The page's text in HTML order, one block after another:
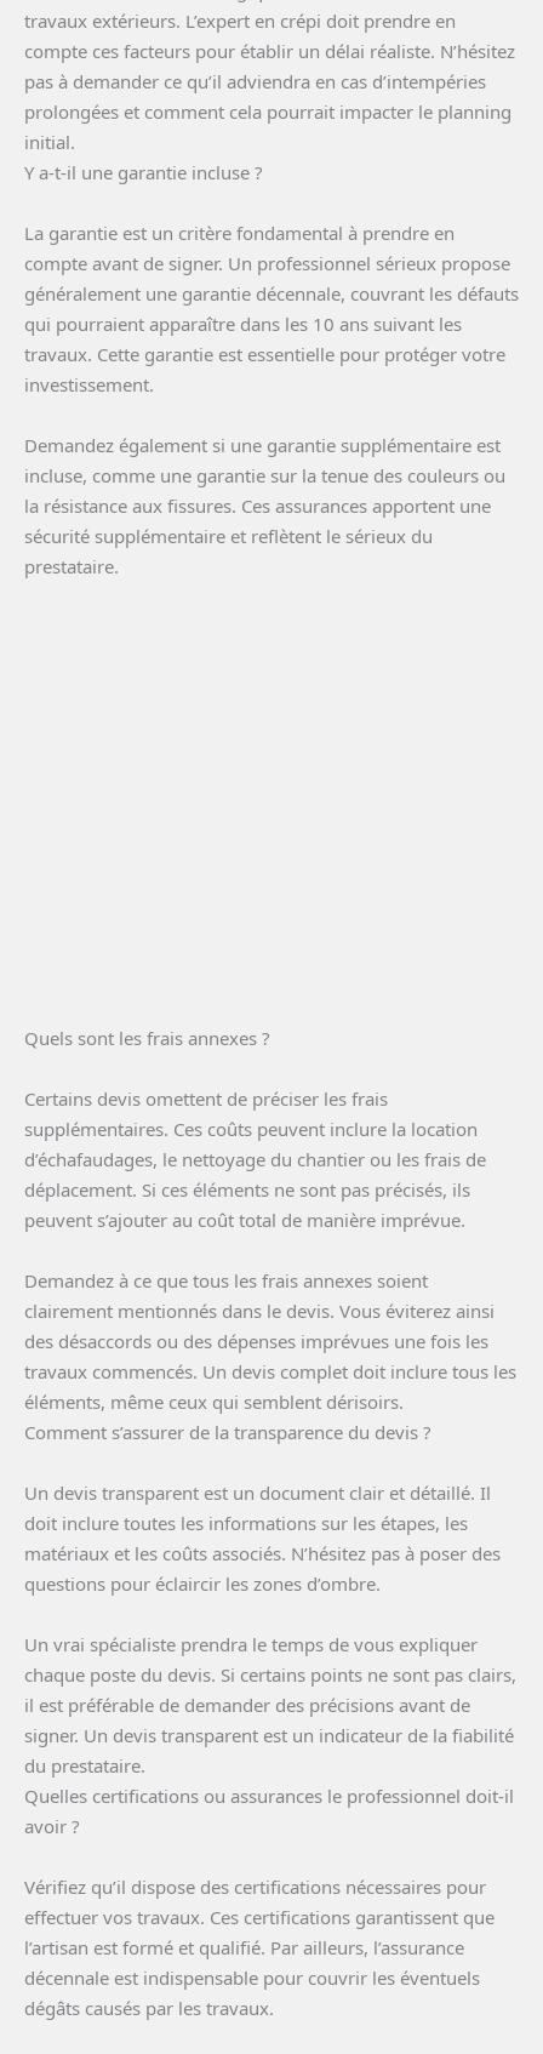
travaux extérieurs. L’expert en crépi doit prendre en
compte ces facteurs pour établir un délai réaliste. N’hésitez
pas à demander ce qu’il adviendra en cas d’intempéries
prolongées et comment cela pourrait impacter le planning
initial.
Y a-t-il une garantie incluse ?
La garantie est un critère fondamental à prendre en
compte avant de signer. Un professionnel sérieux propose
généralement une garantie décennale, couvrant les défauts
qui pourraient apparaître dans les 10 ans suivant les
travaux. Cette garantie est essentielle pour protéger votre
investissement.
Demandez également si une garantie supplémentaire est
incluse, comme une garantie sur la tenue des couleurs ou
la résistance aux fissures. Ces assurances apportent une
sécurité supplémentaire et reflètent le sérieux du
prestataire.
Quels sont les frais annexes ?
Certains devis omettent de préciser les frais
supplémentaires. Ces coûts peuvent inclure la location
d’échafaudages, le nettoyage du chantier ou les frais de
déplacement. Si ces éléments ne sont pas précisés, ils
peuvent s’ajouter au coût total de manière imprévue.
Demandez à ce que tous les frais annexes soient
clairement mentionnés dans le devis. Vous éviterez ainsi
des désaccords ou des dépenses imprévues une fois les
travaux commencés. Un devis complet doit inclure tous les
éléments, même ceux qui semblent dérisoirs.
Comment s’assurer de la transparence du devis ?
Un devis transparent est un document clair et détaillé. Il
doit inclure toutes les informations sur les étapes, les
matériaux et les coûts associés. N’hésitez pas à poser des
questions pour éclaircir les zones d’ombre.
Un vrai spécialiste prendra le temps de vous expliquer
chaque poste du devis. Si certains points ne sont pas clairs,
il est préférable de demander des précisions avant de
signer. Un devis transparent est un indicateur de la fiabilité
du prestataire.
Quelles certifications ou assurances le professionnel doit-il
avoir ?
Vérifiez qu’il dispose des certifications nécessaires pour
effectuer vos travaux. Ces certifications garantissent que
l’artisan est formé et qualifié. Par ailleurs, l’assurance
décennale est indispensable pour couvrir les éventuels
dégâts causés par les travaux.